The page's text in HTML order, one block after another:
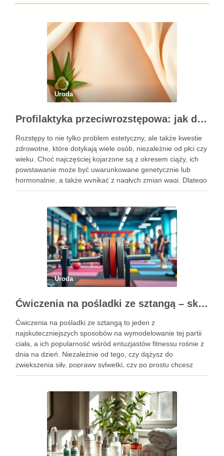
Uroda
Profilaktyka przeciwrozstępowa: jak dbać o skórę skutecznie?
Rozstępy to nie tylko problem estetyczny, ale także kwestie
zdrowotne, które dotykają wiele osób, niezależnie od płci czy
wieku. Choć najczęściej kojarzone są z okresem ciąży, ich
powstawanie może być uwarunkowane genetycznie lub
hormonalnie, a także wynikać z nagłych zmian wagi. Dlatego
kluczowe jest, aby już od najmłodszych lat zadbać …
Uroda
Ćwiczenia na pośladki ze sztangą – skuteczne metody i techniki treningowe
Ćwiczenia na pośladki ze sztangą to jeden z
najskuteczniejszych sposobów na wymodelowanie tej partii
ciała, a ich popularność wśród entuzjastów fitnessu rośnie z
dnia na dzień. Niezależnie od tego, czy dążysz do
zwiększenia siły, poprawy sylwetki, czy po prostu chcesz
poczuć się lepiej w swoim ciele, odpowiednio dobrane